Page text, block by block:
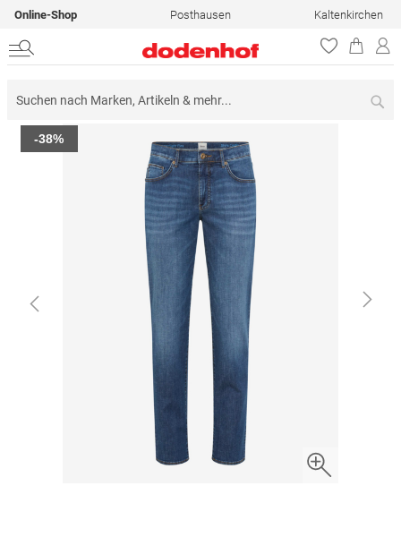
Online-Shop Posthausen Kaltenkirchen
Zum
Ende
-38%